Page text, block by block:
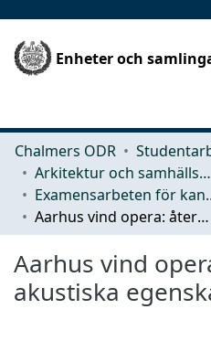
Enheter och
Chalmers ODR
Arkitektur och samhällsbyggnadsteknik (ACE)
Aarhus vind opera: återbruk för akustiska egenskaper
Aarhus vind
akustiska